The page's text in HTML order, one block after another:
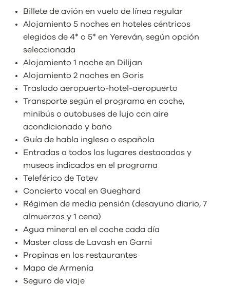
Billete de avión en vuelo de línea regular
Alojamiento 5 noches en hoteles céntricos
elegidos de 4* o 5* en Yereván, según opción
seleccionada
Alojamiento 1 noche en Dilijan
Alojamiento 2 noches en Goris
Traslado aeropuerto-hotel-aeropuerto
Transporte según el programa en coche,
minibús o autobuses de lujo con aire
acondicionado y baño
Guía de habla inglesa o española
Entradas a todos los lugares destacados y
museos indicados en el programa
Teleférico de Tatev
Concierto vocal en Gueghard
Régimen de media pensión (desayuno diario, 7
almuerzos y 1 cena)
Agua mineral en el coche cada día
Master class de Lavash en Garni
Propinas en los restaurantes
Mapa de Armenia
Seguro de viaje